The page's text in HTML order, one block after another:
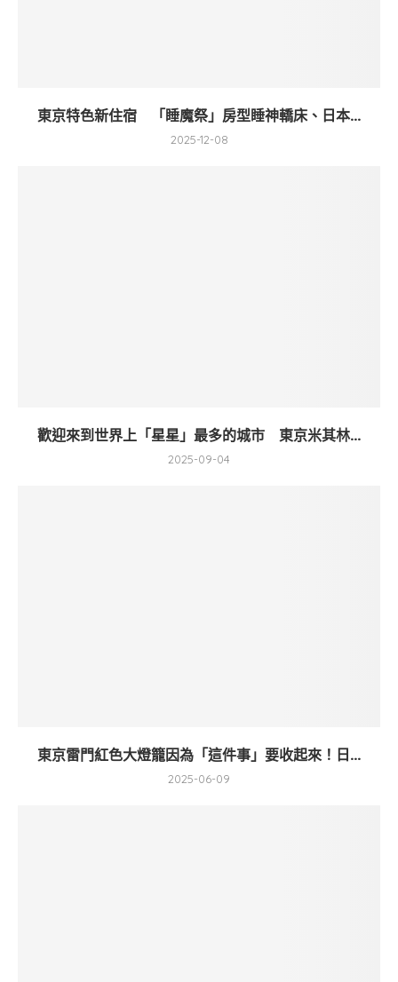
東京特色新住宿 「睡魔祭」房型睡神轎床、日本...
2025-12-08
歡迎來到世界上「星星」最多的城市 東京米其林...
2025-09-04
東京雷門紅色大燈籠因為「這件事」要收起來！日...
2025-06-09